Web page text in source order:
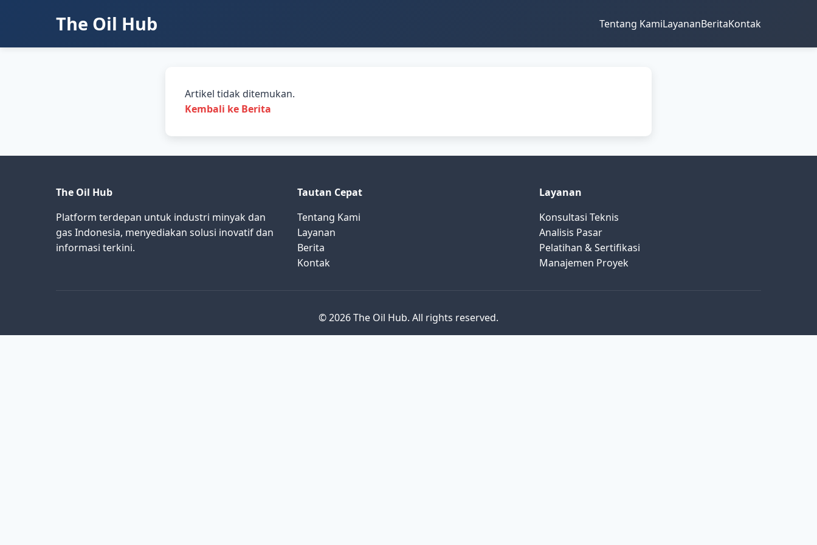
The Oil Hub Tentang KamiLayananBeritaKontak
Artikel tidak ditemukan.
Kembali ke Berita
The Oil Hub
Platform terdepan untuk industri minyak dan
gas Indonesia, menyediakan solusi inovatif dan
informasi terkini.
Tautan Cepat
Tentang Kami
Layanan
Berita
Kontak
Layanan
Konsultasi Teknis
Analisis Pasar
Pelatihan & Sertifikasi
Manajemen Proyek
© 2026 The Oil Hub. All rights reserved.